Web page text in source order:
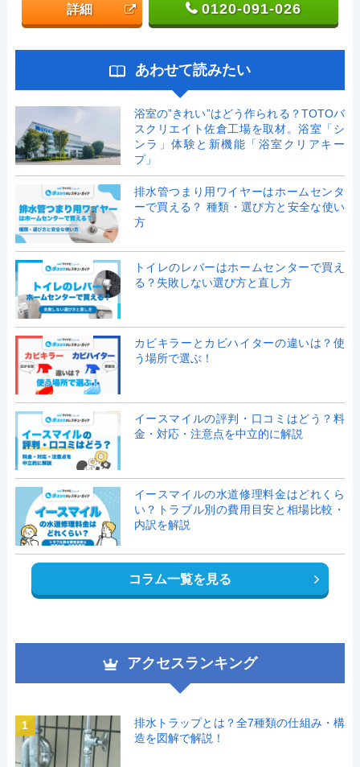
詳細 0120-091-026
あわせて読みたい
浴室の”きれい”はどう作られる？TOTOバ
スクリエイト佐倉工場を取材。浴室「シ
ンラ」体験と新機能「浴室クリアキー
プ」
排水管つまり用ワイヤーはホームセンタ
ーで買える？ 種類・選び方と安全な使い
方
トイレのレバーはホームセンターで買え
る？失敗しない選び方と直し方
カビキラーとカビハイターの違いは？使
う場所で選ぶ！
イースマイルの評判・口コミはどう？料
金・対応・注意点を中立的に解説
イースマイルの水道修理料金はどれくら
い？トラブル別の費用目安と相場比較・
内訳を解説
コラム一覧を見る
アクセスランキング
1
排水トラップとは？全7種類の仕組み・構
造を図解で解説！